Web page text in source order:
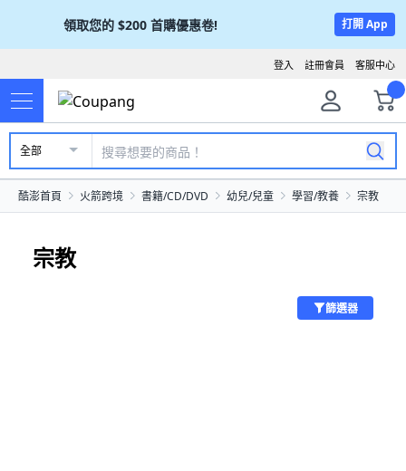
領取您的 $200 首購優惠卷! 打開 App
客服中心
註冊會員
登入
全部
酷澎首頁 火箭跨境 書籍/CD/DVD 幼兒/兒童 學習/教養 宗教
宗教
篩選器